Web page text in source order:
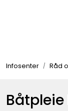
Infosenter Råd
Bygg/